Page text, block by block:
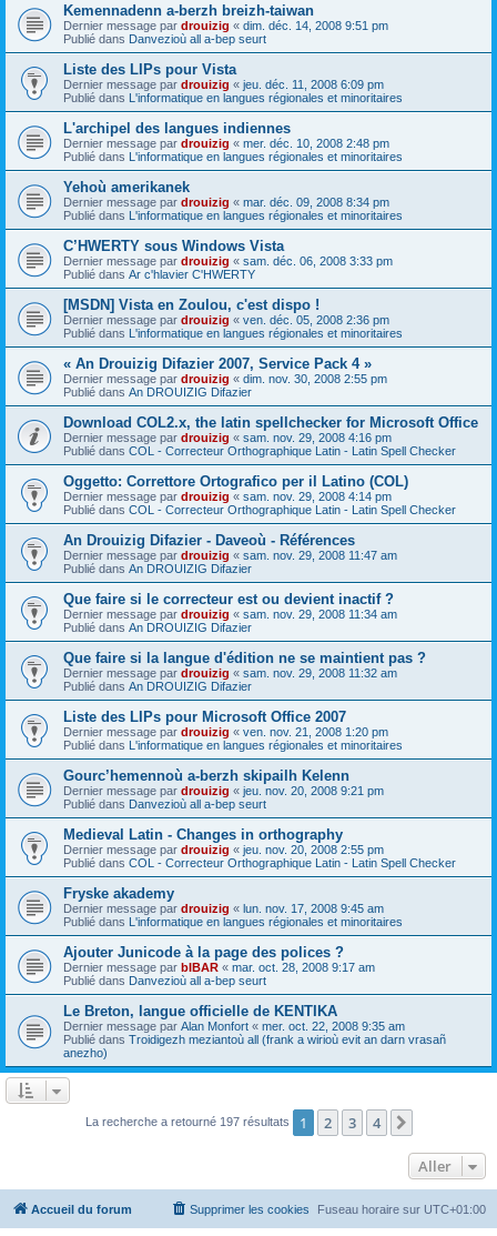
Kemennadenn a-berzh breizh-taiwan
Dernier message par drouizig « dim. déc. 14, 2008 9:51 pm
Publié dans Danvezioù all a-bep seurt
Liste des LIPs pour Vista
Dernier message par drouizig « jeu. déc. 11, 2008 6:09 pm
Publié dans L'informatique en langues régionales et minoritaires
L'archipel des langues indiennes
Dernier message par drouizig « mer. déc. 10, 2008 2:48 pm
Publié dans L'informatique en langues régionales et minoritaires
Yehoù amerikanek
Dernier message par drouizig « mar. déc. 09, 2008 8:34 pm
Publié dans L'informatique en langues régionales et minoritaires
C’HWERTY sous Windows Vista
Dernier message par drouizig « sam. déc. 06, 2008 3:33 pm
Publié dans Ar c'hlavier C'HWERTY
[MSDN] Vista en Zoulou, c'est dispo !
Dernier message par drouizig « ven. déc. 05, 2008 2:36 pm
Publié dans L'informatique en langues régionales et minoritaires
« An Drouizig Difazier 2007, Service Pack 4 »
Dernier message par drouizig « dim. nov. 30, 2008 2:55 pm
Publié dans An DROUIZIG Difazier
Download COL2.x, the latin spellchecker for Microsoft Office
Dernier message par drouizig « sam. nov. 29, 2008 4:16 pm
Publié dans COL - Correcteur Orthographique Latin - Latin Spell Checker
Oggetto: Correttore Ortografico per il Latino (COL)
Dernier message par drouizig « sam. nov. 29, 2008 4:14 pm
Publié dans COL - Correcteur Orthographique Latin - Latin Spell Checker
An Drouizig Difazier - Daveoù - Références
Dernier message par drouizig « sam. nov. 29, 2008 11:47 am
Publié dans An DROUIZIG Difazier
Que faire si le correcteur est ou devient inactif ?
Dernier message par drouizig « sam. nov. 29, 2008 11:34 am
Publié dans An DROUIZIG Difazier
Que faire si la langue d'édition ne se maintient pas ?
Dernier message par drouizig « sam. nov. 29, 2008 11:32 am
Publié dans An DROUIZIG Difazier
Liste des LIPs pour Microsoft Office 2007
Dernier message par drouizig « ven. nov. 21, 2008 1:20 pm
Publié dans L'informatique en langues régionales et minoritaires
Gourc’hemennoù a-berzh skipailh Kelenn
Dernier message par drouizig « jeu. nov. 20, 2008 9:21 pm
Publié dans Danvezioù all a-bep seurt
Medieval Latin - Changes in orthography
Dernier message par drouizig « jeu. nov. 20, 2008 2:55 pm
Publié dans COL - Correcteur Orthographique Latin - Latin Spell Checker
Fryske akademy
Dernier message par drouizig « lun. nov. 17, 2008 9:45 am
Publié dans L'informatique en langues régionales et minoritaires
Ajouter Junicode à la page des polices ?
Dernier message par bIBAR « mar. oct. 28, 2008 9:17 am
Publié dans Danvezioù all a-bep seurt
Le Breton, langue officielle de KENTIKA
Dernier message par Alan Monfort « mer. oct. 22, 2008 9:35 am
Publié dans Troidigezh meziantoù all (frank a wirioù evit an darn vrasañ
anezho)
La recherche a retourné 197 résultats 1 2 3 4
Aller
Accueil du forum Fuseau horaire sur UTC+01:00
Supprimer les cookies